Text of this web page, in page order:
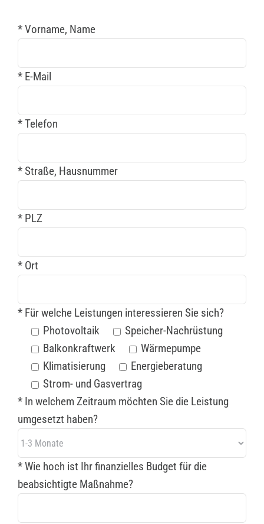
* Vorname, Name
* E-Mail
* Telefon
* Straße, Hausnummer
* PLZ
* Ort
* Für welche Leistungen interessieren Sie sich?
Photovoltaik
Speicher-Nachrüstung
Balkonkraftwerk
Wärmepumpe
Klimatisierung
Energieberatung
Strom- und Gasvertrag
* In welchem Zeitraum möchten Sie die Leistung
umgesetzt haben?
* Wie hoch ist Ihr finanzielles Budget für die
beabsichtigte Maßnahme?